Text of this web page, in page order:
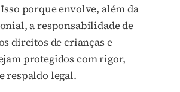
Isso porque envolve, além da
a responsabilidade de
direitos de crianças e
protegidos com rigor,
respaldo legal.